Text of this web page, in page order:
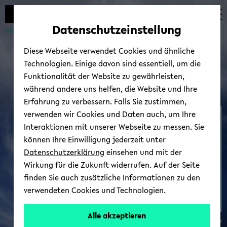
avoid
content
zum
wechseln
zum
wechseln
zum
wechseln
Pub­li­ca­tions Streib
© Uni­ver­sität Biele­feld
Datenschutzeinstellung
Diese Webseite verwendet Cookies und ähnliche
Technologien. Einige davon sind essentiell, um die
Funktionalität der Website zu gewährleisten,
während andere uns helfen, die Website und Ihre
Erfahrung zu verbessern. Falls Sie zustimmen,
verwenden wir Cookies und Daten auch, um Ihre
Interaktionen mit unserer Webseite zu messen. Sie
können Ihre Einwilligung jederzeit unter
Datenschutzerklärung einsehen und mit der
Wirkung für die Zukunft widerrufen. Auf der Seite
finden Sie auch zusätzliche Informationen zu den
verwendeten Cookies und Technologien.
Alle akzeptieren